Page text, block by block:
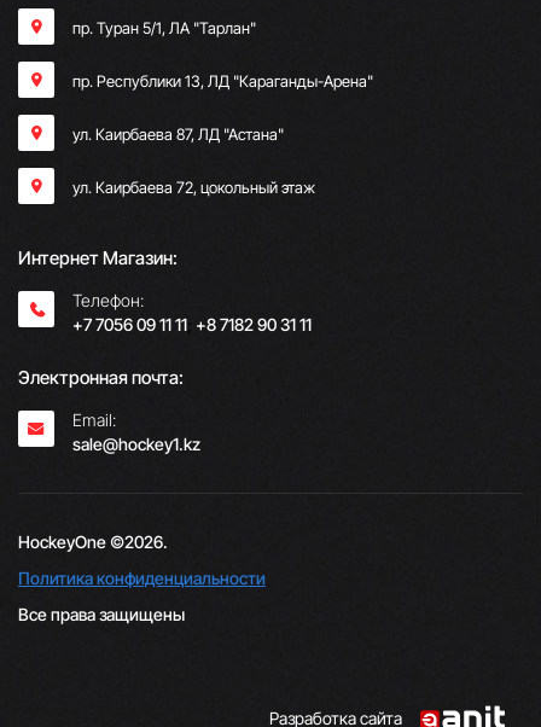
пр. Туран 5/1, ЛА "Тарлан"
пр. Республики 13, ​ЛД "Караганды-Арена"
ул. Каирбаева 87, ЛД "Астана"
ул. Каирбаева 72, цокольный этаж
Интернет Магазин:
Телефон:
+7 7056 09 11 11; +8 7182 90 31 11
Электронная почта:
Email:
sale@hockey1.kz
HockeyOne ©2026.
Политика конфиденциальности
Все права защищены
Разработка сайта